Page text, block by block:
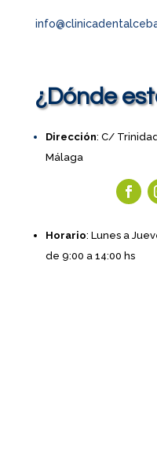
¿Dónde
Dirección: C/ Trinidad
Málaga
Horario: Lunes a
de 9:00 a 14:00 hs